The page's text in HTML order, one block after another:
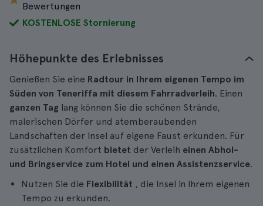
Bewertungen
KOSTENLOSE Stornierung
Höhepunkte des Erlebnisses
Genießen Sie eine Radtour in Ihrem eigenen Tempo im
Süden von Teneriffa mit diesem Fahrradverleih. Einen
ganzen Tag lang können Sie die schönen Strände,
malerischen Dörfer und atemberaubenden
Landschaften der Insel auf eigene Faust erkunden. Für
zusätzlichen Komfort bietet der Verleih einen Abhol-
und Bringservice zum Hotel und einen Assistenzservice.
Nutzen Sie die Flexibilität , die Insel in Ihrem eigenen
Tempo zu erkunden.